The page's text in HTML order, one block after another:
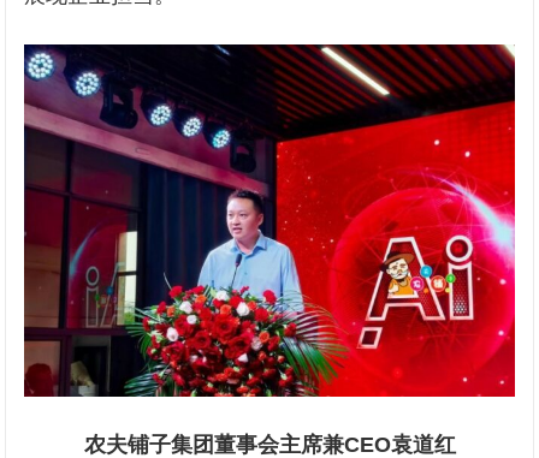
农夫铺子集团董事会主席兼CEO袁道红